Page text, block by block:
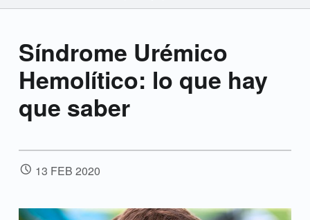
Síndrome Urémico
Hemolítico: lo que hay
que saber
POSTED ON:
13 FEB 2020